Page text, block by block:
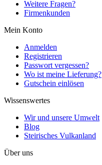
Weitere Fragen?
Firmenkunden
Mein Konto
Anmelden
Registrieren
Passwort vergessen?
Wo ist meine Lieferung?
Gutschein einlösen
Wissenswertes
Wir und unsere Umwelt
Blog
Steirisches Vulkanland
Über uns